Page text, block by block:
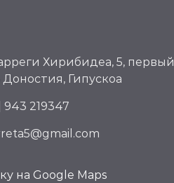
Хирибидеа, 5, первый
Гипускоа
943 219347
на Google Maps